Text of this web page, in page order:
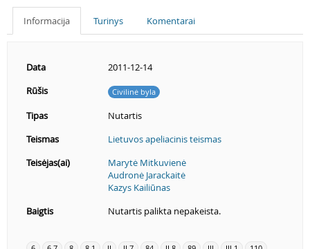
Informacija Turinys Komentarai
Data
2011-12-14
Rūšis
Civilinė byla
Tipas
Nutartis
Teismas
Lietuvos apeliacinis teismas
Teisėjas(ai)
Marytė Mitkuvienė
Audronė Jarackaitė
Kazys Kailiūnas
Baigtis
Nutartis palikta nepakeista.